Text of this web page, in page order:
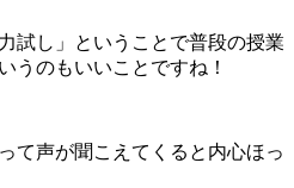
試し」ということで普段の授業
うのもいいことですね！
て声が聞こえてくると内心ほっ